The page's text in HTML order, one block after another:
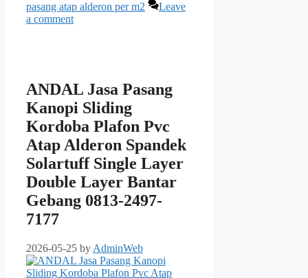
pasang atap alderon per m2
Leave
a comment
ANDAL Jasa Pasang
Kanopi Sliding
Kordoba Plafon Pvc
Atap Alderon Spandek
Solartuff Single Layer
Double Layer Bantar
Gebang 0813-2497-
7177
2026-05-25 by AdminWeb